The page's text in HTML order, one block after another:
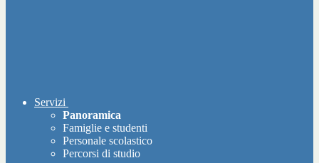
Servizi
Panoramica
Famiglie e studenti
Personale scolastico
Percorsi di studio